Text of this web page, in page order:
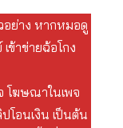
ย่าง หากหมอดู
ข้าข่ายฉ้อโกง
โฆษณาในเพจ
โอนเงิน เป็นต้น